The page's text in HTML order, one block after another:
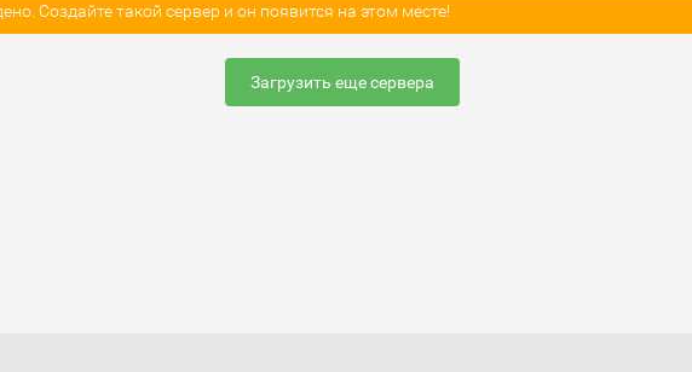
Создайте такой сервер и он появится на этом месте!
Загрузить еще сервера